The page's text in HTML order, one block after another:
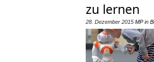
zu lernen
28. Dezember 2015 MPin